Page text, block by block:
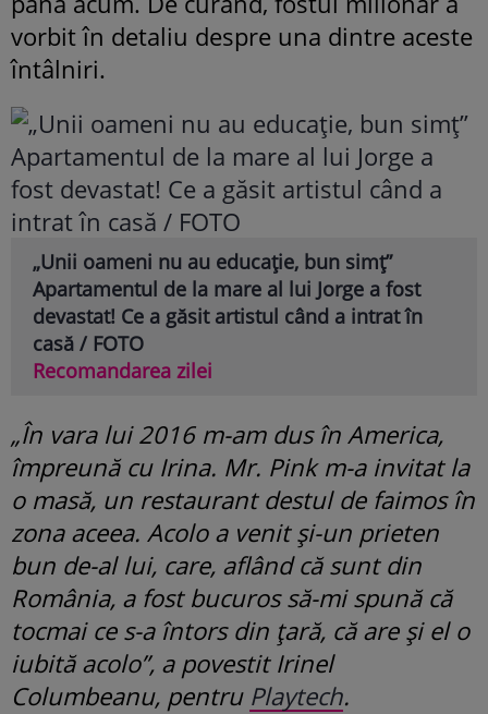
vorbit în detaliu despre una dintre aceste
întâlniri.
„Unii oameni nu au educație, bun simț”
Apartamentul de la mare al lui Jorge a fost
devastat! Ce a găsit artistul când a intrat în
casă / FOTO
Recomandarea zilei
„În vara lui 2016 m-am dus în America,
împreună cu Irina. Mr. Pink m-a invitat la
o masă, un restaurant destul de faimos în
zona aceea. Acolo a venit și-un prieten
bun de-al lui, care, aflând că sunt din
România, a fost bucuros să-mi spună că
tocmai ce s-a întors din țară, că are și el o
iubită acolo”, a povestit Irinel
Columbeanu, pentru Playtech.